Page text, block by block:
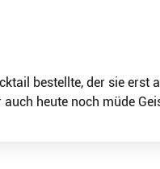
bestellte, der sie erst
heute noch müde